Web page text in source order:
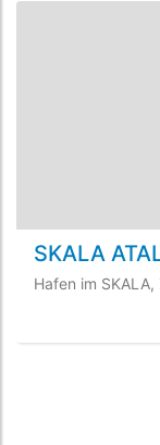
SKALA
Hafen im